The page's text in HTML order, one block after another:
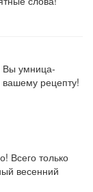
Вы умница-
рецепту!
Всего только
весенний